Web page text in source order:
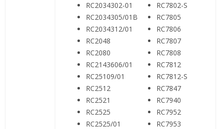
RC2034302-01
RC2034305/01B
RC2034312/01
RC2048
RC2080
RC2143606/01
RC25109/01
RC2512
RC2521
RC2525
RC2525/01
RC7802-S
RC7805
RC7806
RC7807
RC7808
RC7812
RC7812-S
RC7847
RC7940
RC7952
RC7953